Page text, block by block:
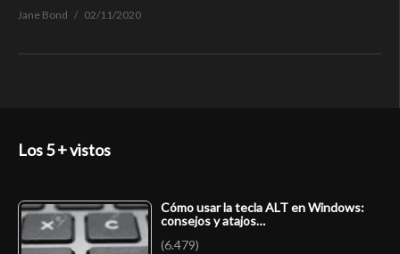
Jane Bond 02/11/2020
Los 5 + vistos
Cómo usar la tecla ALT en Windows:
consejos y atajos…
(6.479)